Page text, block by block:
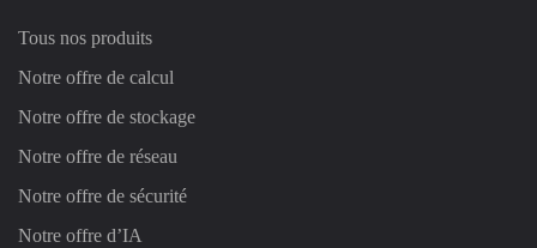
Tous nos produits
Notre offre de calcul
Notre offre de stockage
Notre offre de réseau
Notre offre de sécurité
Notre offre d’IA